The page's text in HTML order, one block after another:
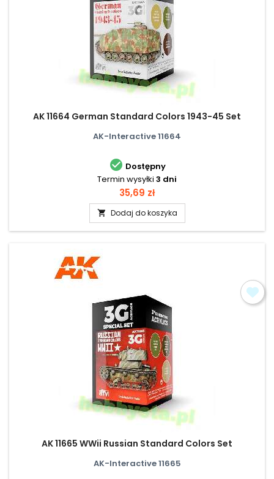
AK 11664 German Standard Colors 1943-45 Set
AK-Interactive 11664
 Dostępny
Termin wysyłki 3 dni
Cena
35,69 zł
 Dodaj do koszyka
AK 11665 WWii Russian Standard Colors Set
AK-Interactive 11665